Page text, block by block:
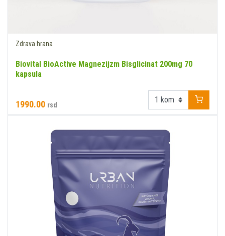
Zdrava hrana
Biovital BioActive Magnezijzm Bisglicinat 200mg 70
kapsula
1990.00 rsd